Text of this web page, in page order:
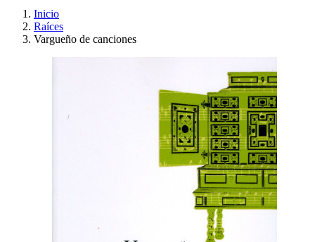
Inicio
Raíces
Vargueño de canciones